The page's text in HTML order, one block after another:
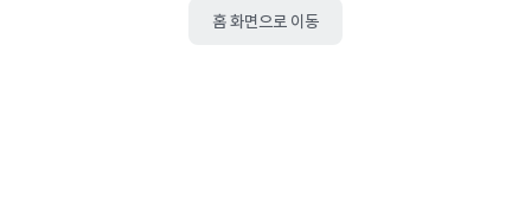
홈 화면으로 이동